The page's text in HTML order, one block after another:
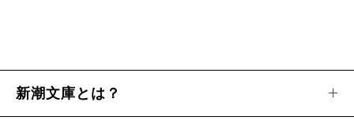
新潮文庫とは？